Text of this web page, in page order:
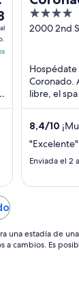
Resort
4
out
2000 2nd
Hospédate
Coronado.
libre, el
desayuno.
8,4/10
"Excelente"
Enviada el 2
una estadía de una
a cambios. Es